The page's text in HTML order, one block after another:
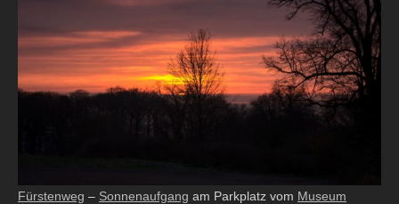
Fürstenweg – Sonnenaufgang am Parkplatz vom Museum